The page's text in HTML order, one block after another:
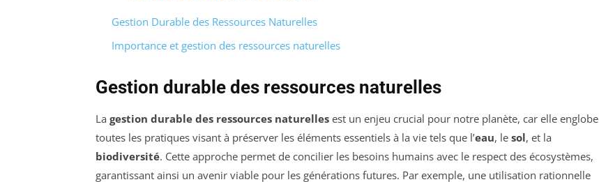
Gestion Durable des Ressources Naturelles
Importance et gestion des ressources naturelles
Gestion durable des ressources naturelles
La gestion durable des ressources naturelles est un enjeu crucial pour notre planète, car elle englobe
toutes les pratiques visant à préserver les éléments essentiels à la vie tels que l’eau, le sol, et la
biodiversité. Cette approche permet de concilier les besoins humains avec le respect des écosystèmes,
garantissant ainsi un avenir viable pour les générations futures. Par exemple, une utilisation rationnelle